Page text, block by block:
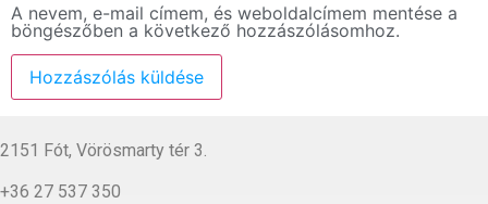
A nevem, e-mail címem, és weboldalcímem mentése a
böngészőben a következő hozzászólásomhoz.
2151 Fót, Vörösmarty tér 3.
+36 27 537 350